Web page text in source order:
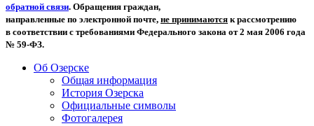
обратной связи. Обращения граждан,
направленные по электронной почте, не принимаются к рассмотрению
в соответствии с требованиями Федерального закона от 2 мая 2006 года
№ 59-ФЗ.
Об Озерске
Общая информация
История Озерска
Официальные символы
Фотогалерея